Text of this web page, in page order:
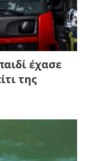
έχασε
της